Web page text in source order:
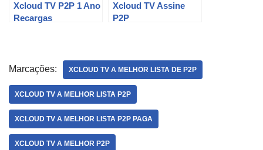
Xcloud TV P2P 1 Ano
Recargas
Xcloud TV Assine
P2P
Marcações: XCLOUD TV A MELHOR LISTA DE P2P
XCLOUD TV A MELHOR LISTA P2P
XCLOUD TV A MELHOR LISTA P2P PAGA
XCLOUD TV A MELHOR P2P